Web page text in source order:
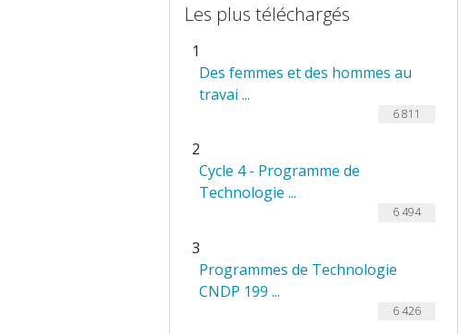
Les plus téléchargés
1
Des femmes et des hommes au
travai ...
6 811
2
Cycle 4 - Programme de
Technologie ...
6 494
3
Programmes de Technologie
CNDP 199 ...
6 426